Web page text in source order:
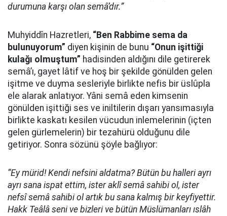
durumuna karşı olan semâ’dır.”
Muhyiddîn Hazretleri, “Ben Rabbime sema da
bulunuyorum” diyen kişinin de bunu “Onun işittiği
kulağı olmuştum” hadisinden aldığını dile getirerek
semâ’ı, gayet lâtif ve hoş bir şekilde gönülden gelen
işitme ve duyma sesleriyle birlikte nefis bir üslûpla
ele alarak anlatıyor. Yâni semâ eden kimsenin
gönülden işittiği ses ve iniltilerin dışarı yansımasıyla
birlikte kaskatı kesilen vücudun inlemelerinin (içten
gelen gürlemelerin) bir tezahürü olduğunu dile
getiriyor. Sonra sözünü şöyle bağlıyor:
“Ey mürid! Kendi nefsini aldatma? Bütün bu halleri ayrı
ayrı sana ispat ettim, ister aklî semâ sahibi ol, ister
nefsî semâ sahibi ol artık bu sana kalmış bir keyfiyettir.
Hakk Teâlâ seni ve bizleri ve bütün Müslümanları ıslâh